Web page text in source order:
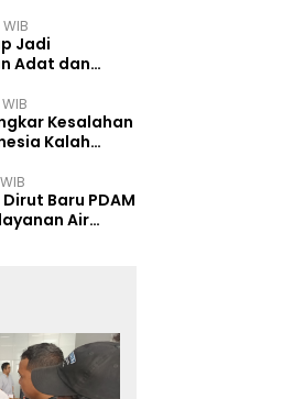
Jadi
Adat dan
Kesalahan
Kalah
Baru PDAM
Air